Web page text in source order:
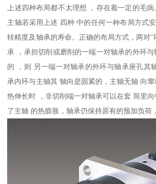
上述四种布局都不太理想 ，存在着一定的毛
主轴若采用上述 四种 中的任何一种布局方式
转精度及轴承的寿命。正确的布局方式，两对
承 ，承担切削或磨削的一端一对轴承的外环
的 ，则 另一端一对轴承的外环与轴承座孔其
承内环与主轴其 轴向是固紧的，主轴无轴 向
热伸长时 ，非切削端一对轴承可以在套 筒里
了主轴 的热膨胀，轴承仍保持原有的预加负荷